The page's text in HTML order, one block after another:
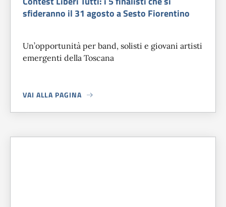
sfideranno il 31 agosto a Sesto Fiorentino
Un’opportunità per band, solisti e giovani artisti
emergenti della Toscana
VAI ALLA PAGINA
A PROPOSITO DICONTEST LIBERI TUTTI: I 5 FINALISTI